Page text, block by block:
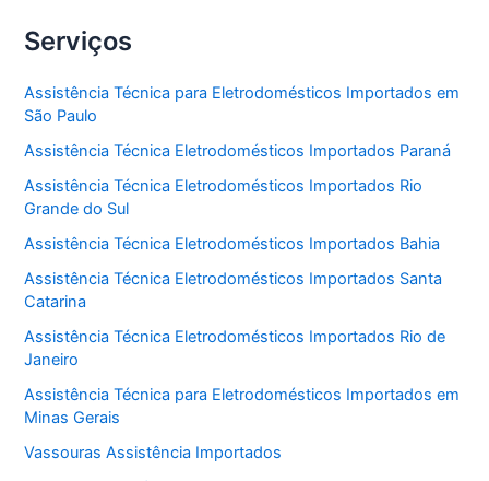
Serviços
Assistência Técnica para Eletrodomésticos Importados em
São Paulo
Assistência Técnica Eletrodomésticos Importados Paraná
Assistência Técnica Eletrodomésticos Importados Rio
Grande do Sul
Assistência Técnica Eletrodomésticos Importados Bahia
Assistência Técnica Eletrodomésticos Importados Santa
Catarina
Assistência Técnica Eletrodomésticos Importados Rio de
Janeiro
Assistência Técnica para Eletrodomésticos Importados em
Minas Gerais
Vassouras Assistência Importados